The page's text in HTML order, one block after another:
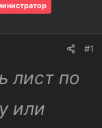
#1
лист по
или